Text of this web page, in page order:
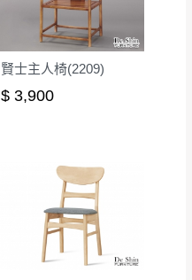
賢士主人椅(2209)
$ 3,900